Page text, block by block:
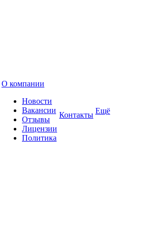
О компании
Новости
Вакансии
Отзывы
Лицензии
Политика
Контакты Ещё